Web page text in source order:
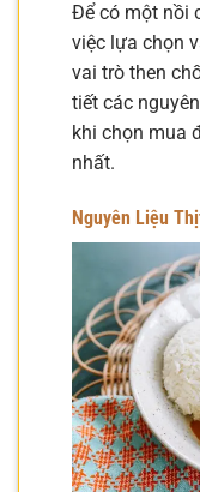
Để có một nồi
việc lựa chọn
vai trò then
tiết các
khi chọn mua
nhất.
Nguyên Liệu